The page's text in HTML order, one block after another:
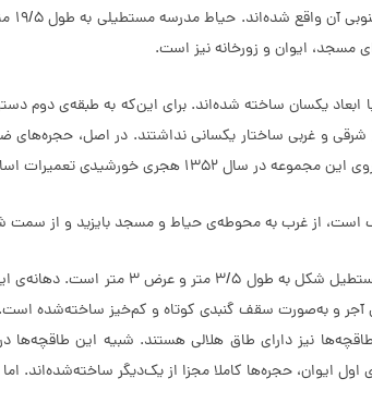
ایوان و زورخانه نیز است.
ابعاد یکسان ساخته شده‌اند. برای این‌که به طبقه‌ی دوم
شرقی و غربی ساختار یکسانی نداشتند. در اصل،
تعمیرات اساسی صورت گرفته است.
است، از غرب به محوطه‌ی حیاط و مسجد بایزید و از
آجر و به‌صورت سقف گنبدی کوتاه و کم‌خیز ساخته‌شده
نیز دارای طاق هلالی هستند. شبیه این
ایوان، حجره‌ها کاملا مجزا از یک‌دیگر ساخته‌شده‌اند.